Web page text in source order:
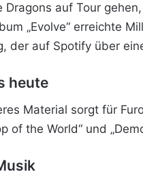
Dragons auf Tour
„Evolve“ erreichte
der auf Spotify über
heute
Material sorgt für
of the World“ und